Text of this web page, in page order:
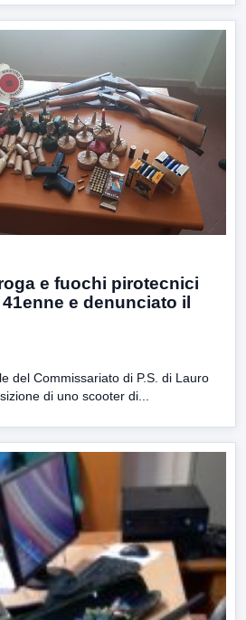
e fuochi pirotecnici
e denunciato il
del Commissariato di P.S. di Lauro
di uno scooter di...